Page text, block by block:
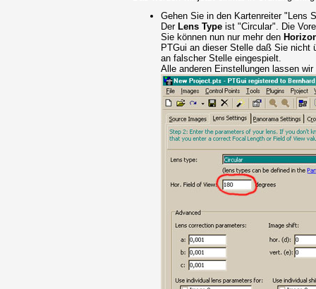
Gehen Sie in den Kartenreiter "Lens
Der Lens Type ist "Circular". Die
Sie können nun nur mehr den
PTGui an dieser Stelle daß Sie nicht
an falscher Stelle eingespielt.
Alle anderen Einstellungen lassen